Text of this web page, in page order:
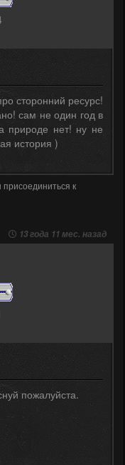
сторонний ресурс!
сам не один год в
природе нет! ну не
история )
присоединиться к
13 года 11 мес. назад
пожалуйста.